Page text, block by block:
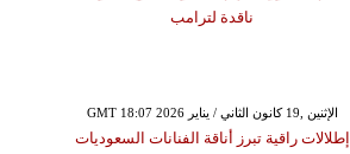
ناقدة لترامب
GMT 18:07 2026 الإثنين ,19 كانون الثاني / يناير
إطلالات راقية تبرز أناقة الفنانات السعوديات